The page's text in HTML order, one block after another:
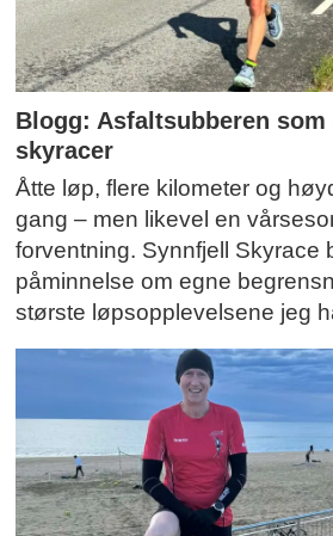
Blogg: Asfaltsubberen
skyracer
Åtte løp, flere kilometer og
gang – men likevel en
forventning. Synnfjell Skyrace
påminnelse om egne
største løpsopplevelsene jeg